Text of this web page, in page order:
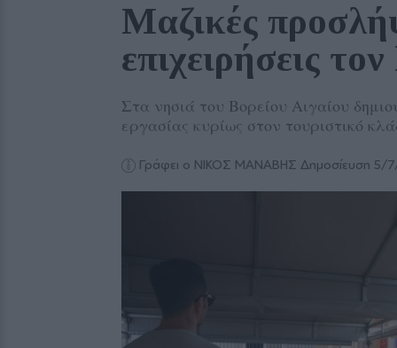
Μαζικές
επιχειρήσεις
Στα νησιά του Βορείου Αιγαίου
εργασίας κυρίως στον τουριστικό
Γράφει ο ΝΙΚΟΣ ΜΑΝΑΒΗΣ Δημοσίευση 5/